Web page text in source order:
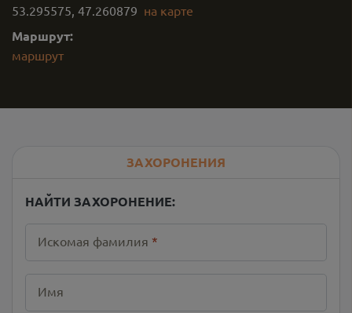
53.295575, 47.260879 на карте
Маршрут:
маршрут
ЗАХОРОНЕНИЯ
НАЙТИ ЗАХОРОНЕНИЕ:
Искомая фамилия *
Имя